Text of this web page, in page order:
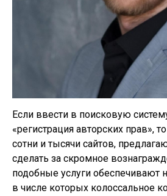
Если ввести в поисковую
«регистрация авторских прав»,
сотни и тысячи сайтов,
сделать за скромное
подобные услуги обеспечивают
в числе которых колоссальное